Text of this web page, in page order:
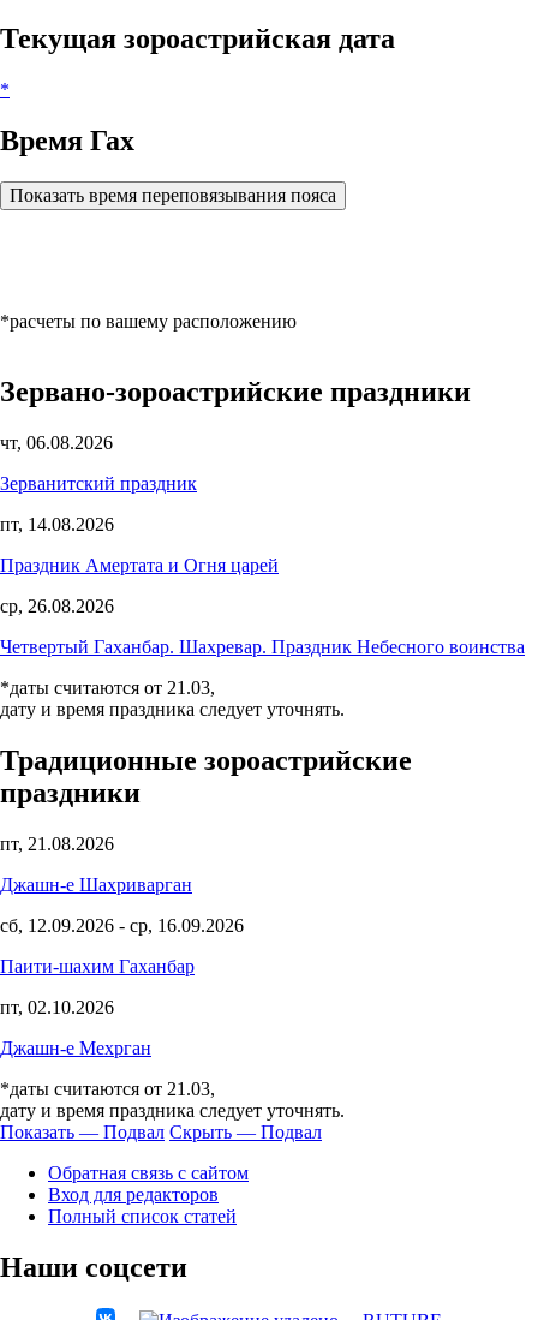
Текущая зороастрийская дата
*
Время Гах
Показать время переповязывания пояса
*расчеты по вашему расположению
Зервано-зороастрийские праздники
чт, 06.08.2026
Зерванитский праздник
пт, 14.08.2026
Праздник Амертата и Огня царей
ср, 26.08.2026
Четвертый Гаханбар. Шахревар. Праздник Небесного воинства
*даты считаются от 21.03,
дату и время праздника следует уточнять.
Традиционные зороастрийские
праздники
пт, 21.08.2026
Джашн-е Шахриварган
сб, 12.09.2026 - ср, 16.09.2026
Паити-шахим Гаханбар
пт, 02.10.2026
Джашн-е Мехрган
*даты считаются от 21.03,
дату и время праздника следует уточнять.
Подвал
Показать — Подвал Скрыть — Подвал
Обратная связь с сайтом
Вход для редакторов
Полный список статей
Наши соцсети